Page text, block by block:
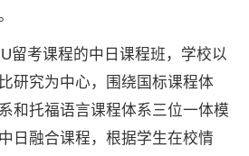
留考课程的中日课程班，学校以
研究为中心，围绕国标课程体
和托福语言课程体系三位一体模
日融合课程，根据学生在校情